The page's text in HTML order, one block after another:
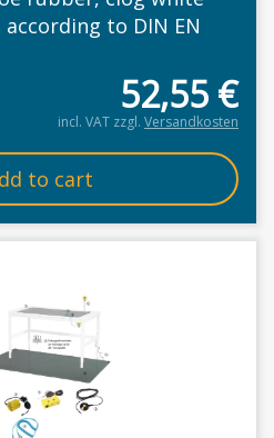
according to DIN EN
52,55 €
incl. VAT zzgl. Versandkosten
to cart